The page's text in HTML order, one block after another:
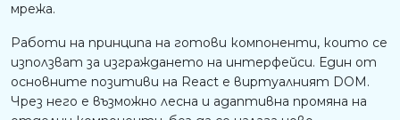
мрежа.
Работи на принципа на готови компоненти, които се
използват за изграждането на интерфейси. Един от
основните позитиви на React е виртуалният DOM.
Чрез него е възможно лесна и адаптивна промяна на